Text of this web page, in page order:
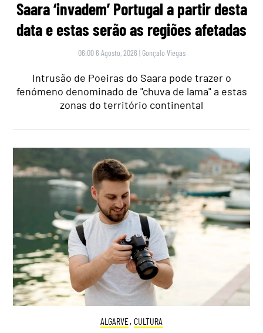
Saara ‘invadem’ Portugal a partir desta
data e estas serão as regiões afetadas
06:00 6 Agosto, 2026 | Gonçalo Viegas
Intrusão de Poeiras do Saara pode trazer o
fenómeno denominado de "chuva de lama" a estas
zonas do território continental
ALGARVE, CULTURA